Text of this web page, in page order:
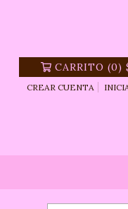
CARRITO (0)
CREAR CUENTA